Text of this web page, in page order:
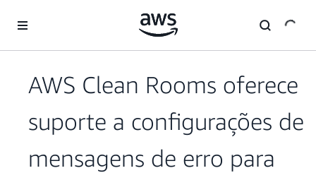
Pular para o conteúdo principal
AWS Clean Rooms oferece
suporte a configurações de
mensagens de erro para